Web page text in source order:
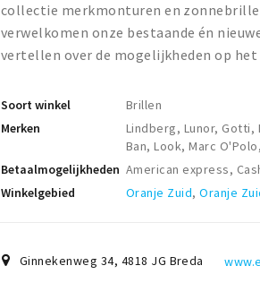
collectie merkmonturen en
verwelkomen onze bestaande én
vertellen over de mogelijkheden op het
Soort winkel
Brillen
Merken
Lindberg, Lunor, Gotti,
Ban, Look, Marc
Betaalmogelijkheden American express,
Winkelgebied
Oranje Zuid,Oranje
Ginnekenweg 34, 4818 JG Breda